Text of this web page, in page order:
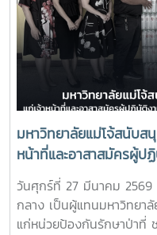
มหาวิทยาลัยแม่โจ้สนับส
หน้าที่และอาสาสมัครผู้
อำเภอสันทราย จังหวัดเชี
วันศุกร์ที่ 27 มีนาคม
กลาง เป็นผู้แทนมหาวิทยา
แก่หน่วยป้องกันรักษาป่าที่